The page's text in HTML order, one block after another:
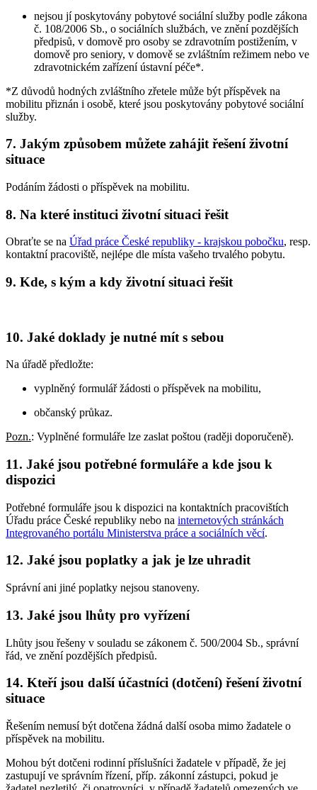
nejsou jí poskytovány pobytové sociální služby podle zákona
č. 108/2006 Sb., o sociálních službách, ve znění pozdějších
předpisů, v domově pro osoby se zdravotním postižením, v
domově pro seniory, v domově se zvláštním režimem nebo ve
zdravotnickém zařízení ústavní péče*.
*Z důvodů hodných zvláštního zřetele může být příspěvek na
mobilitu přiznán i osobě, které jsou poskytovány pobytové sociální
služby.
7. Jakým způsobem můžete zahájit řešení životní
situace
Podáním žádosti o příspěvek na mobilitu.
8. Na které instituci životní situaci řešit
Obraťte se na Úřad práce České republiky - krajskou pobočku, resp.
kontaktní pracoviště, nejlépe dle místa vašeho trvalého pobytu.
9. Kde, s kým a kdy životní situaci řešit
10. Jaké doklady je nutné mít s sebou
Na úřadě předložte:
vyplněný formulář žádosti o příspěvek na mobilitu,
občanský průkaz.
Pozn.: Vyplněné formuláře lze zaslat poštou (raději doporučeně).
11. Jaké jsou potřebné formuláře a kde jsou k
dispozici
Potřebné formuláře jsou k dispozici na kontaktních pracovištích
Úřadu práce České republiky nebo na internetových stránkách
Integrovaného portálu Ministerstva práce a sociálních věcí.
12. Jaké jsou poplatky a jak je lze uhradit
Správní ani jiné poplatky nejsou stanoveny.
13. Jaké jsou lhůty pro vyřízení
Lhůty jsou řešeny v souladu se zákonem č. 500/2004 Sb., správní
řád, ve znění pozdějších předpisů.
14. Kteří jsou další účastníci (dotčení) řešení životní
situace
Řešením nemusí být dotčena žádná další osoba mimo žadatele o
příspěvek na mobilitu.
Mohou být dotčeni rodinní příslušníci žadatele v případě, že jej
zastupují ve správním řízení, příp. zákonní zástupci, pokud je